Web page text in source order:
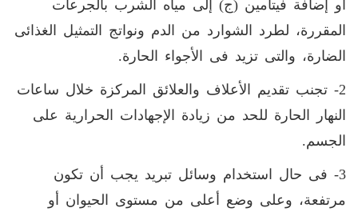
أو إضافة فيتامين (ج) إلى مياه الشرب بالجرعات
المقررة، لطرد الشوارد من الدم ونواتج التمثيل الغذائى
الضارة، والتى تزيد فى الأجواء الحارة.
2- تجنب تقديم الأعلاف والعلائق المركزة خلال ساعات
النهار الحارة للحد من زيادة الإجهادات الحرارية على
الجسم.
3- فى حال استخدام وسائل تبريد يجب أن تكون
مرتفعة، وعلى وضع أعلى من مستوى الحيوان أو